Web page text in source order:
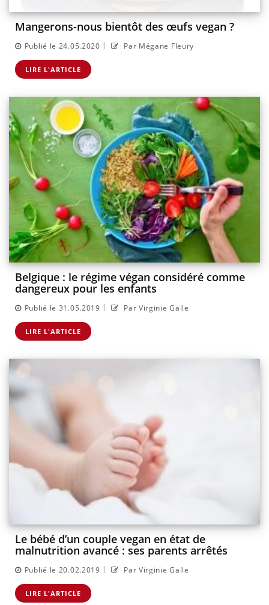
Mangerons-nous bientôt des œufs vegan ?
Publié le 24.05.2020 | Par Mégane Fleury
LIRE L'ARTICLE
Belgique : le régime végan considéré comme
dangereux pour les enfants
Publié le 31.05.2019 | Par Virginie Galle
LIRE L'ARTICLE
Le bébé d’un couple vegan en état de
malnutrition avancé : ses parents arrêtés
Publié le 20.02.2019 | Par Virginie Galle
LIRE L'ARTICLE